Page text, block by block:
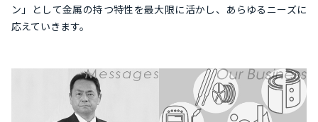
ン」として金属の持つ特性を最大限に活かし、あらゆるニーズに
応えていきます。